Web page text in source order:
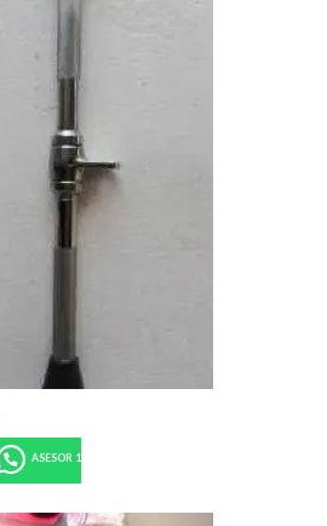
ASESOR 1